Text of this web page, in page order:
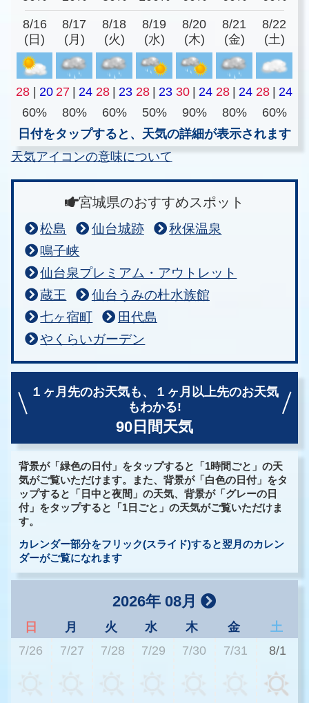
8/16
(日)
8/17
(月)
8/18
(火)
8/19
(水)
8/20
(木)
8/21
(金)
8/22
(土)
28 20 27 24 28 23 28 23 30 24 28 24 28
24
60%
80% 60% 50% 90% 80%
60%
日付をタップすると、天気の詳細が表示されます
天気アイコンの意味について
宮城県のおすすめスポット
松島 仙台城跡
秋保温泉
鳴子峡
仙台泉プレミアム・アウトレット
蔵王
仙台うみの杜水族館
七ヶ宿町
田代島
やくらいガーデン
１ヶ月先のお天気も、
１ヶ月以上先のお天気
もわかる!
90日間天気
背景が「緑色の日付」をタップすると「1時間ごと」の天
気がご覧いただけます。また、背景が「白色の日付」をタ
ップすると「日中と夜間」の天気、背景が「グレーの日
付」をタップすると「1日ごと」の天気がご覧いただけま
す。
カレンダー部分をフリック(スライド)すると翌月のカレン
ダーがご覧になれます
2026年 08月
日 月 火 水 木 金
土
7/26
7/27 7/28 7/29 7/30 7/31 8/1